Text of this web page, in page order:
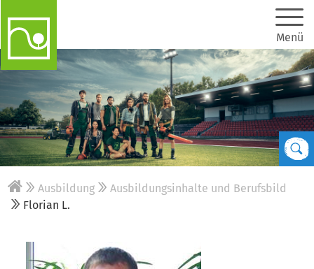
Menü
Ausbildung
Ausbildungsinhalte und Berufsbild
Florian L.